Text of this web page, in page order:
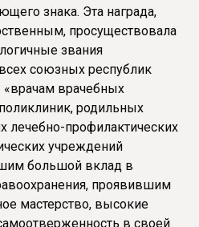
знака. Эта награда,
просуществовала
звания
союзных республик
«врачам врачебных
родильных
лечебно-профилактических
учреждений
большой вклад в
проявившим
мастерство, высокие
в своей